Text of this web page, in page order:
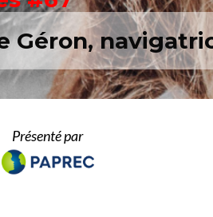
Géron,
Présenté par